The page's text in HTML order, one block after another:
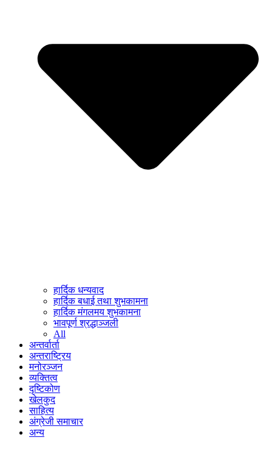
हार्दिक धन्यवाद
हार्दिक बधाई तथा शुभकामना
हार्दिक मंगलमय शुभकामना
भावपूर्ण श्रद्धाञ्जली
All
अन्तर्वार्ता
अन्तराष्ट्रिय
मनोरञ्जन
व्यक्तित्व
दृष्टिकोण
खेलकुद
साहित्य
अंग्रेजी समाचार
अन्य